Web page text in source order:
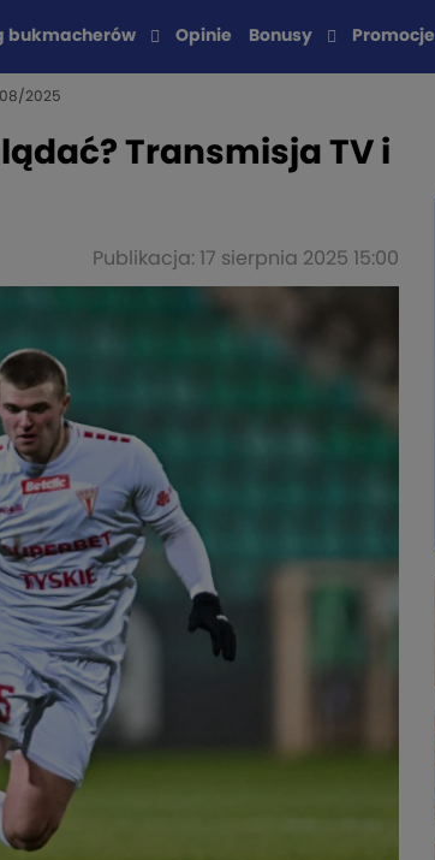
bukmacherów Opinie Bonusy Promocje
08/2025
Transmisja TV i
Publikacja: 17 sierpnia 2025 15:00